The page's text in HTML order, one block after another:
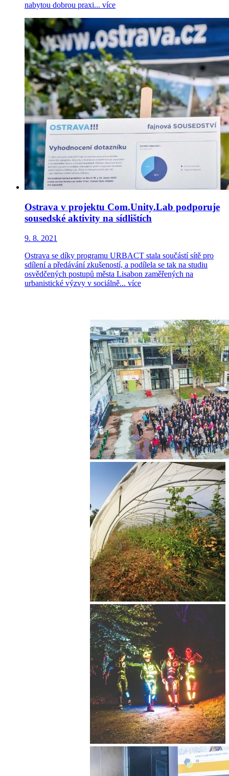
nabytou dobrou praxi... více
Ostrava v projektu Com.Unity.Lab podporuje
sousedské aktivity na sídlištích
9. 8. 2021
Ostrava se díky programu URBACT stala součástí sítě pro
sdílení a předávání zkušeností, a podílela se tak na studiu
osvědčených postupů města Lisabon zaměřených na
urbanistické výzvy v sociálně... více